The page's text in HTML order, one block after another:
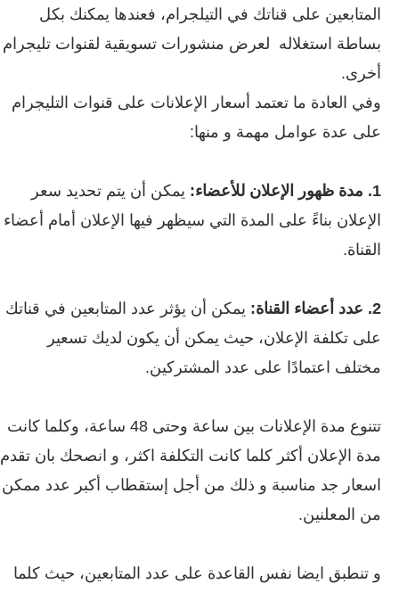
المتابعين على قناتك في التيلجرام، فعندها يمكنك بكل
بساطة استغلاله لعرض منشورات تسويقية لقنوات تليجرام
أخرى.
وفي العادة ما تعتمد أسعار الإعلانات على قنوات التليجرام
على عدة عوامل مهمة و منها:
1. مدة ظهور الإعلان للأعضاء:
يمكن أن يتم تحديد سعر
الإعلان بناءً على المدة التي سيظهر فيها الإعلان أمام أعضاء
القناة.
2. عدد أعضاء القناة:
يمكن أن يؤثر عدد المتابعين في قناتك
على تكلفة الإعلان، حيث يمكن أن يكون لديك تسعير
مختلف اعتمادًا على عدد المشتركين.
تتنوع مدة الإعلانات بين ساعة وحتى 48 ساعة، وكلما كانت
مدة الإعلان أكثر كلما كانت التكلفة اكثر، و انصحك بان تقدم
اسعار جد مناسبة و ذلك من أجل إستقطاب أكبر عدد ممكن
من المعلنين.
و تنطبق ايضا نفس القاعدة على عدد المتابعين، حيث كلما